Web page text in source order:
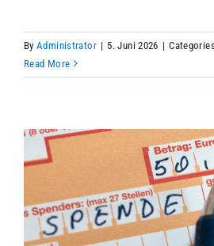
ByAdministrator | 5. Juni 2026 |
Read More